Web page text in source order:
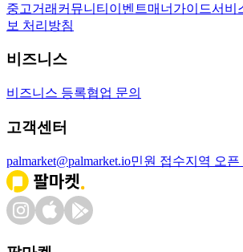
중고거래 커뮤니티 이벤트매너가이드서비
보 처리방침
비즈니스
비즈니스 등록협업 문의
고객센터
palmarket@palmarket.io민원 접수지역 오픈